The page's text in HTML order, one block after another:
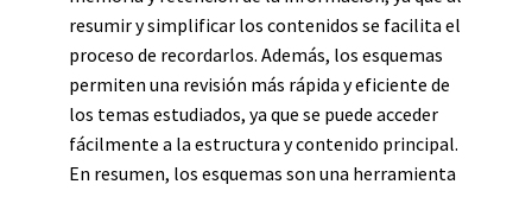
resumir y simplificar los contenidos se facilita el
proceso de recordarlos. Además, los esquemas
permiten una revisión más rápida y eficiente de
los temas estudiados, ya que se puede acceder
fácilmente a la estructura y contenido principal.
En resumen, los esquemas son una herramienta